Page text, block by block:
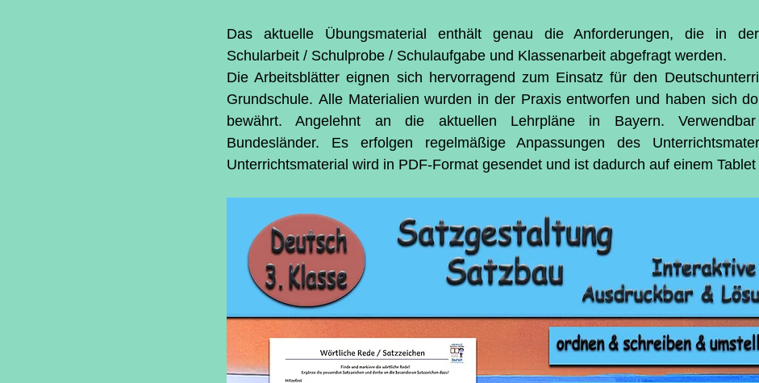
Das aktuelle Übungsmaterial enthält genau die Anforderungen, die in der
Schularbeit / Schulprobe / Schulaufgabe und Klassenarbeit abgefragt werden.
Die Arbeitsblätter eignen sich hervorragend zum Einsatz für den
Grundschule. Alle Materialien wurden in der Praxis entworfen und haben sich
bewährt. Angelehnt an die aktuellen Lehrpläne in Bayern.
Bundesländer. Es erfolgen regelmäßige Anpassungen des
Unterrichtsmaterial wird in PDF-Format gesendet und ist dadurch auf einem Tablet